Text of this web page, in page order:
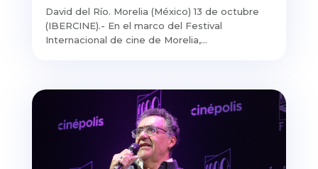
David del Río. Morelia (México) 13 de octubre
(IBERCINE).- En el marco del Festival
Internacional de cine de Morelia,...